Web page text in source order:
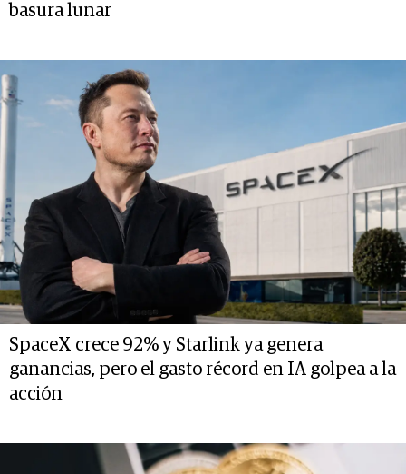
basura lunar
SpaceX crece 92% y Starlink ya genera
ganancias, pero el gasto récord en IA golpea a la
acción